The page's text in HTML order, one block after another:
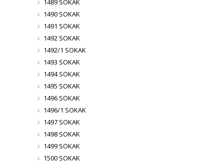
1489 SOKAK
1490 SOKAK
1491 SOKAK
1492 SOKAK
1492/1 SOKAK
1493 SOKAK
1494 SOKAK
1495 SOKAK
1496 SOKAK
1496/1 SOKAK
1497 SOKAK
1498 SOKAK
1499 SOKAK
1500 SOKAK